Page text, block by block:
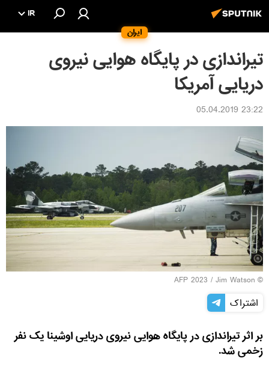
ایران
IR
تیراندازی در پایگاه هوایی نیروی
دریایی آمریکا
23:22 05.04.2019
© AFP 2023 / Jim Watson
اشتراک
بر اثر تیراندازی در پایگاه هوایی نیروی دریایی اوشینا یک نفر
زخمی شد.